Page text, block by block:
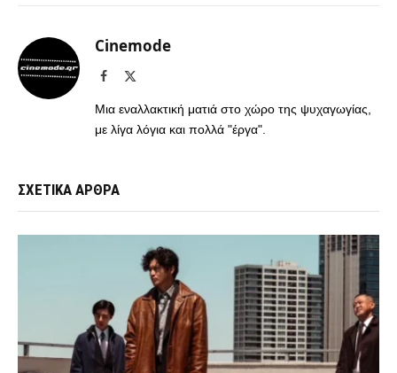
Cinemode
Facebook
Μια εναλλακτική ματιά στο χώρο της ψυχαγωγίας,
με λίγα λόγια και πολλά "έργα".
ΣΧΕΤΙΚΑ ΑΡΘΡΑ